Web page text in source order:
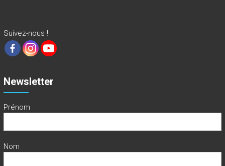
Suivez-nous !
Newsletter
Prénom
Nom